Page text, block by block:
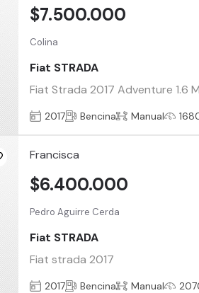
Colina
Fiat STRADA
Fiat Strada 2017 Adventure 1.6
$7.500.000
2017 Bencina Manual
Francisca
Pedro Aguirre Cerda
Fiat STRADA
Fiat strada 2017
$6.400.000
2017 Bencina Manual